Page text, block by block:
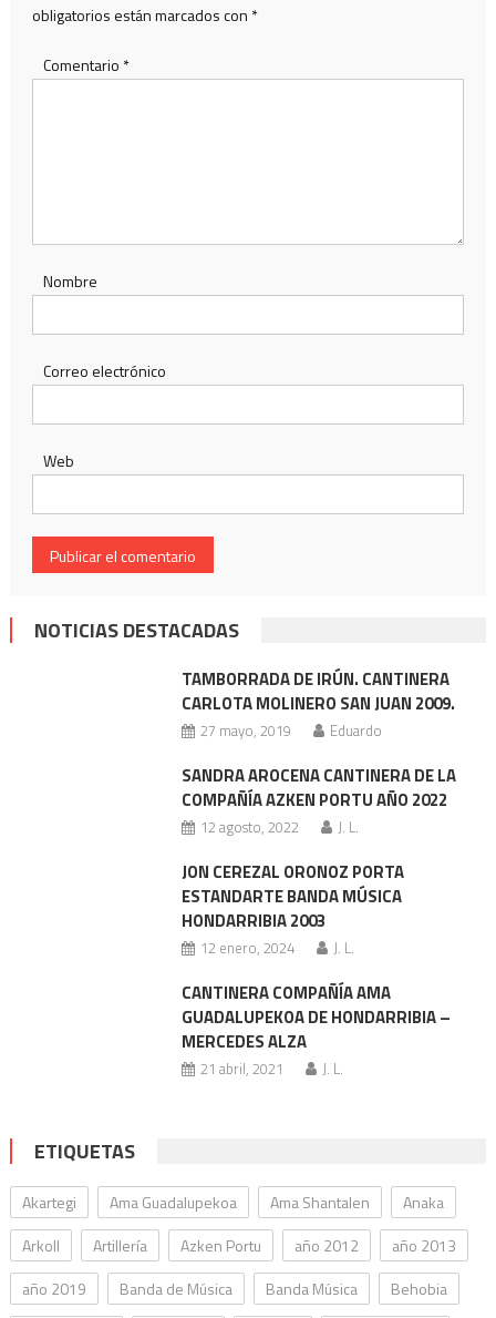
obligatorios están marcados con *
Comentario *
Nombre
Correo electrónico
Web
NOTICIAS DESTACADAS
TAMBORRADA DE IRÚN. CANTINERA
CARLOTA MOLINERO SAN JUAN 2009.
27 mayo, 2019 Eduardo
SANDRA AROCENA CANTINERA DE LA
COMPAÑÍA AZKEN PORTU AÑO 2022
12 agosto, 2022 J. L.
JON CEREZAL ORONOZ PORTA
ESTANDARTE BANDA MÚSICA
HONDARRIBIA 2003
12 enero, 2024 J. L.
CANTINERA COMPAÑÍA AMA
GUADALUPEKOA DE HONDARRIBIA –
MERCEDES ALZA
21 abril, 2021 J. L.
ETIQUETAS
Akartegi Ama Guadalupekoa Ama Shantalen
Anaka
Arkoll
Artillería Azken Portu año 2012
año 2013
año 2019
Banda de Música Banda Música
Behobia